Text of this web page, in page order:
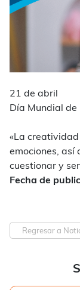
21 de abril
Día Mundial
«La
emociones, así
cuestionar y
Fecha de
Regresar a